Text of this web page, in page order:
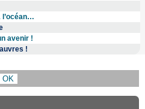
l’océan…
avenir !
!